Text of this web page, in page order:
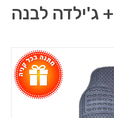
ג'ילדה לבנה